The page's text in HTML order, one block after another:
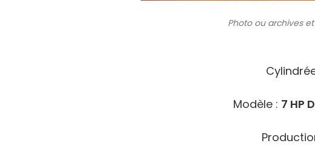
Photo ou archiveset
Modèle : 7 HP